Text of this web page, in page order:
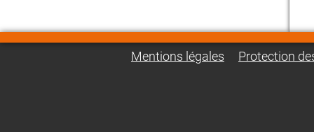
Mentions légales Protection